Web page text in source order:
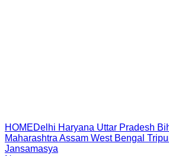
HOMEDelhi Haryana Uttar Pradesh
Maharashtra Assam West Bengal
Jansamasya